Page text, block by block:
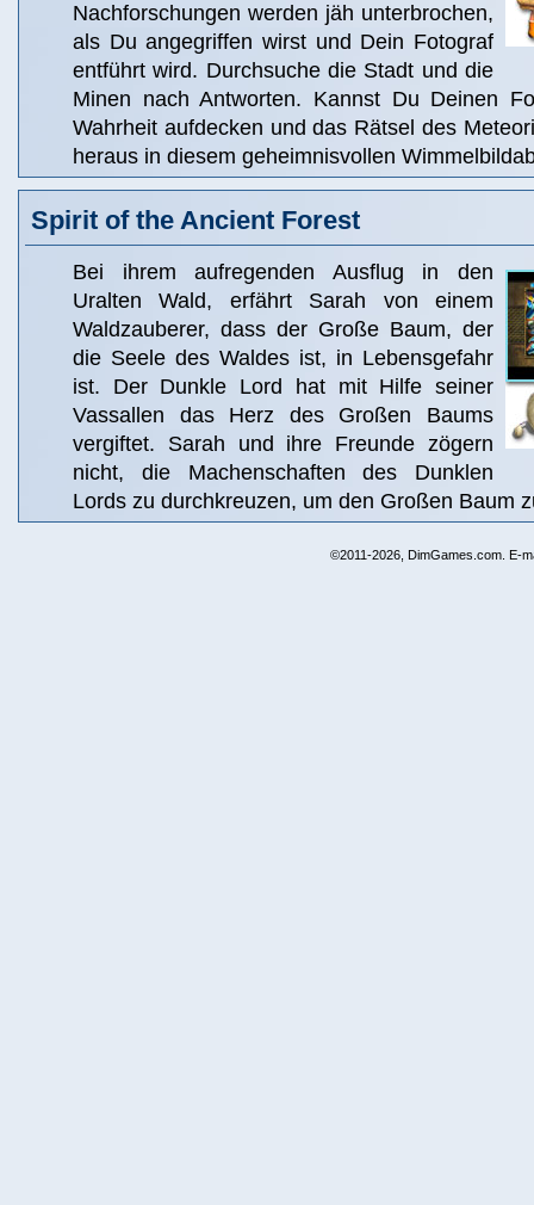
Nachforschungen werden jäh unterbrochen,
als Du angegriffen wirst und Dein Fotograf
entführt wird. Durchsuche die Stadt und die
Minen nach Antworten. Kannst Du Deinen
Wahrheit aufdecken und das Rätsel des
heraus in diesem geheimnisvollen
Spirit of the Ancient Forest
Bei ihrem aufregenden Ausflug in den
Uralten Wald, erfährt Sarah von einem
Waldzauberer, dass der Große Baum, der
die Seele des Waldes ist, in Lebensgefahr
ist. Der Dunkle Lord hat mit Hilfe seiner
Vassallen das Herz des Großen Baums
vergiftet. Sarah und ihre Freunde zögern
nicht, die Machenschaften des Dunklen
Lords zu durchkreuzen, um den Großen Baum
©2011-2026, DimGames.com. E-